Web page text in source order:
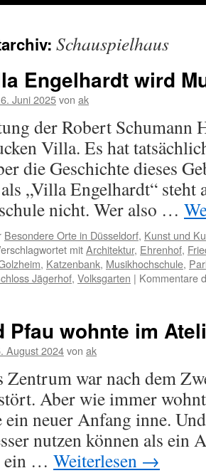
Schauspielhaus
Engelhardt wird
Juni 2025von ak
der Robert Schumann
Villa. Es hat
die Geschichte dieses
„Villa Engelhardt“ steht
nicht. Wer also …
Besondere Orte in Düsseldorf, Kunst und
mitArchitektur, Ehrenhof,
, Katzenbank, Musikhochschule,
Jägerhof, Volksgarten | Kommentare
Pfau wohnte im
August 2024von ak
Zentrum war nach dem
Aber wie immer
ein neuer Anfang inne.
nutzen können als ein
ein … Weiterlesen →